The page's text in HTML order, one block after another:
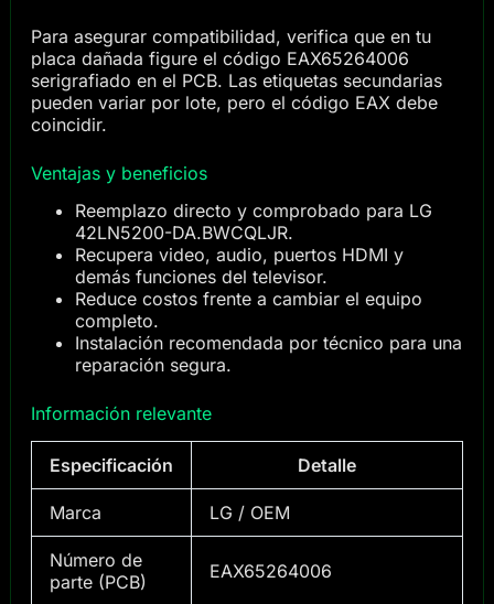
Para asegurar compatibilidad, verifica que en tu
placa dañada figure el código EAX65264006
serigrafiado en el PCB. Las etiquetas secundarias
pueden variar por lote, pero el código EAX debe
coincidir.
Ventajas y beneficios
Reemplazo directo y comprobado para LG
42LN5200-DA.BWCQLJR.
Recupera video, audio, puertos HDMI y
demás funciones del televisor.
Reduce costos frente a cambiar el equipo
completo.
Instalación recomendada por técnico para una
reparación segura.
Información relevante
Especificación Detalle
Marca LG / OEM
Número de
parte (PCB)
EAX65264006